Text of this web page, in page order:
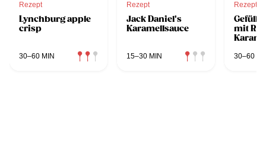
Rezept
Lynchburg apple
crisp
30–60 MIN
Rezept
Jack Daniel's
Karamellsauce
15–30 MIN
Rezept
mit
30–60